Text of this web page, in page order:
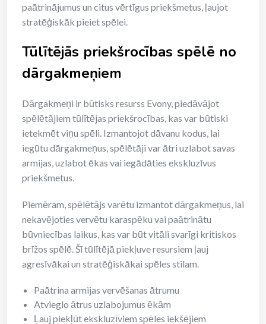
paātrinājumus un citus vērtīgus priekšmetus, ļaujot
stratēģiskāk pieiet spēlei.
Tūlītējās priekšrocības spēlē no
dārgakmeņiem
Dārgakmeņi ir būtisks resurss Evony, piedāvājot
spēlētājiem tūlītējas priekšrocības, kas var būtiski
ietekmēt viņu spēli. Izmantojot dāvanu kodus, lai
iegūtu dārgakmeņus, spēlētāji var ātri uzlabot savas
armijas, uzlabot ēkas vai iegādāties ekskluzīvus
priekšmetus.
Piemēram, spēlētājs varētu izmantot dārgakmeņus, lai
nekavējoties vervētu karaspēku vai paātrinātu
būvniecības laikus, kas var būt vitāli svarīgi kritiskos
brīžos spēlē. Šī tūlītējā piekļuve resursiem ļauj
agresīvākai un stratēģiskākai spēles stilam.
Paātrina armijas vervēšanas ātrumu
Atvieglo ātrus uzlabojumus ēkām
Ļauj piekļūt ekskluzīviem spēles iekšējiem